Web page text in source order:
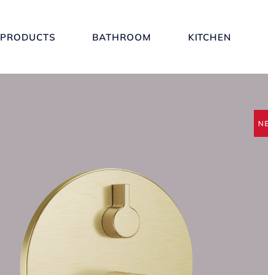
PRODUCTS BATHROOM KITCHEN